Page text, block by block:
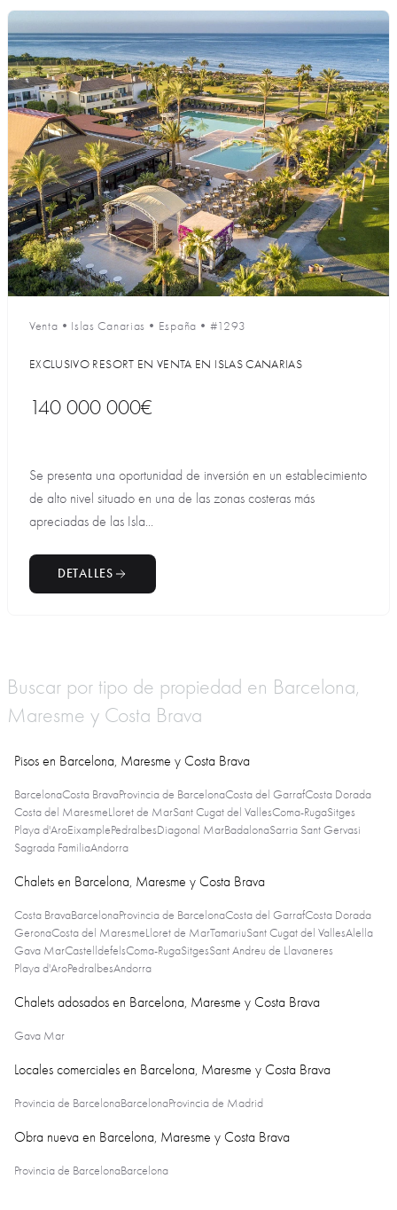
Venta • Islas Canarias • España • #1293
EXCLUSIVO RESORT EN VENTA EN ISLAS CANARIAS
140 000 000€
Se presenta una oportunidad de inversión en un establecimiento
de alto nivel situado en una de las zonas costeras más
apreciadas de las Isla...
DETALLES
Buscar por tipo de propiedad en Barcelona,
Maresme y Costa Brava
Pisos en Barcelona, Maresme y Costa Brava
BarcelonaCosta BravaProvincia de BarcelonaCosta del GarrafCosta Dorada
Costa del MaresmeLloret de MarSant Cugat del VallesComa-RugaSitges
Playa d'AroEixamplePedralbesDiagonal MarBadalonaSarria Sant Gervasi
Sagrada FamiliaAndorra
Chalets en Barcelona, Maresme y Costa Brava
Costa BravaBarcelonaProvincia de BarcelonaCosta del GarrafCosta Dorada
GeronaCosta del MaresmeLloret de MarTamariuSant Cugat del VallesAlella
Gava MarCastelldefelsComa-RugaSitgesSant Andreu de Llavaneres
Playa d'AroPedralbesAndorra
Chalets adosados en Barcelona, Maresme y Costa Brava
Gava Mar
Locales comerciales en Barcelona, Maresme y Costa Brava
Provincia de BarcelonaBarcelonaProvincia de Madrid
Obra nueva en Barcelona, Maresme y Costa Brava
Provincia de BarcelonaBarcelona